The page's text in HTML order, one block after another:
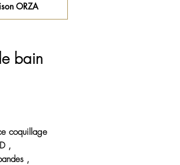
ORZA
bain
coquillage
,
,